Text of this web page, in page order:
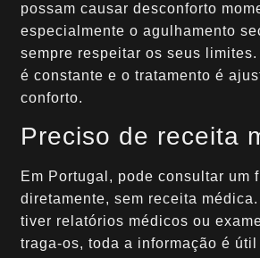
possam causar desconforto
especialmente o agulhamento
sempre respeitar os seus
é constante e o tratamento é
conforto.
Preciso de receita
Em Portugal, pode consultar um
diretamente, sem receita
tiver relatórios médicos ou
traga-os, toda a informação é útil